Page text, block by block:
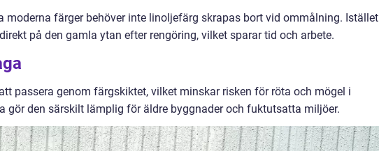
moderna färger behöver inte linoljefärg skrapas bort vid ommålning. Istället
på den gamla ytan efter rengöring, vilket sparar tid och arbete.
passera genom färgskiktet, vilket minskar risken för röta och mögel i
gör den särskilt lämplig för äldre byggnader och fuktutsatta miljöer.